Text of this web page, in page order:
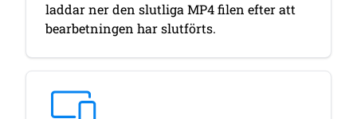
laddar ner den slutliga MP4 filen efter att
bearbetningen har slutförts.